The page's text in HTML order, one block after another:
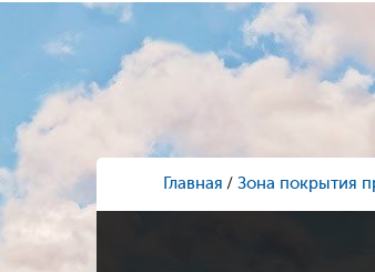
Главная Зона покрытия